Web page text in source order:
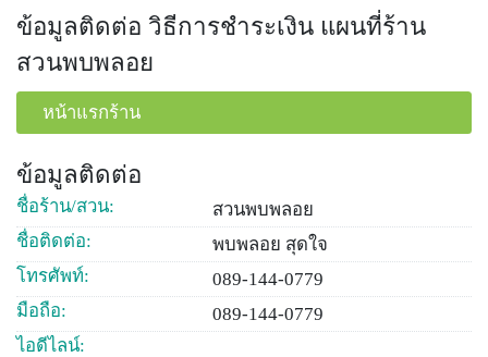
ข้อมูลติดต่อ วิธีการชำระเงิน แผนที่ร้าน
สวนพบพลอย
หน้าแรกร้าน
ข้อมูลติดต่อ
ชื่อร้าน/สวน:
สวนพบพลอย
ชื่อติดต่อ:
พบพลอย สุดใจ
โทรศัพท์:
089-144-0779
มือถือ:
089-144-0779
ไอดีไลน์: